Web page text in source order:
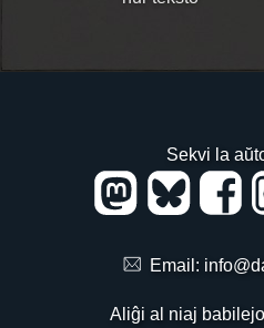
Sekvi la
Email:
Aliĝi al niaj